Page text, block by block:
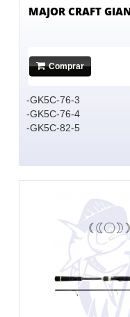
MAJOR CRAFT
Comprar
-GK5C-76-3
-GK5C-76-4
-GK5C-82-5